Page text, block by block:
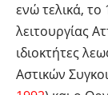
ενώ τελικά, το
λειτουργίας
ιδιοκτήτες
Αστικών